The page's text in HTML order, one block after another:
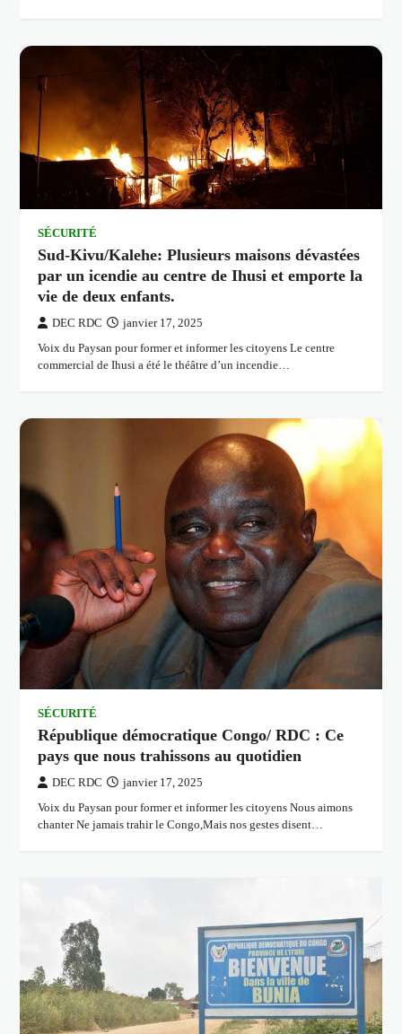
SÉCURITÉ
Sud-Kivu/Kalehe: Plusieurs maisons dévastées
par un icendie au centre de Ihusi et emporte la
vie de deux enfants.
DEC RDC janvier 17, 2025
Voix du Paysan pour former et informer les citoyens Le centre
commercial de Ihusi a été le théâtre d’un incendie…
SÉCURITÉ
République démocratique Congo/ RDC : Ce
pays que nous trahissons au quotidien
DEC RDC janvier 17, 2025
Voix du Paysan pour former et informer les citoyens Nous aimons
chanter Ne jamais trahir le Congo,Mais nos gestes disent…